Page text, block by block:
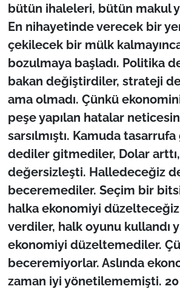
bütün ihaleleri, bütün makul
En nihayetinde verecek bir
çekilecek bir mülk
bozulmaya başladı. Politika
bakan değiştirdiler, strateji
ama olmadı. Çünkü
peşe yapılan hatalar
sarsılmıştı. Kamuda
dediler gitmediler, Dolar arttı,
değersizleşti. Halledeceğiz
beceremediler. Seçim bir
halka ekonomiyi
verdiler, halk oyunu kullandı
ekonomiyi düzeltemediler.
beceremiyorlar. Aslında
zaman iyi yönetilememişti. 20
Politika
Flaş Haber
Dış Haberler
Magazin
İş Dünyası
Bilim Teknoloji
English News
Canlı Maç
Finans